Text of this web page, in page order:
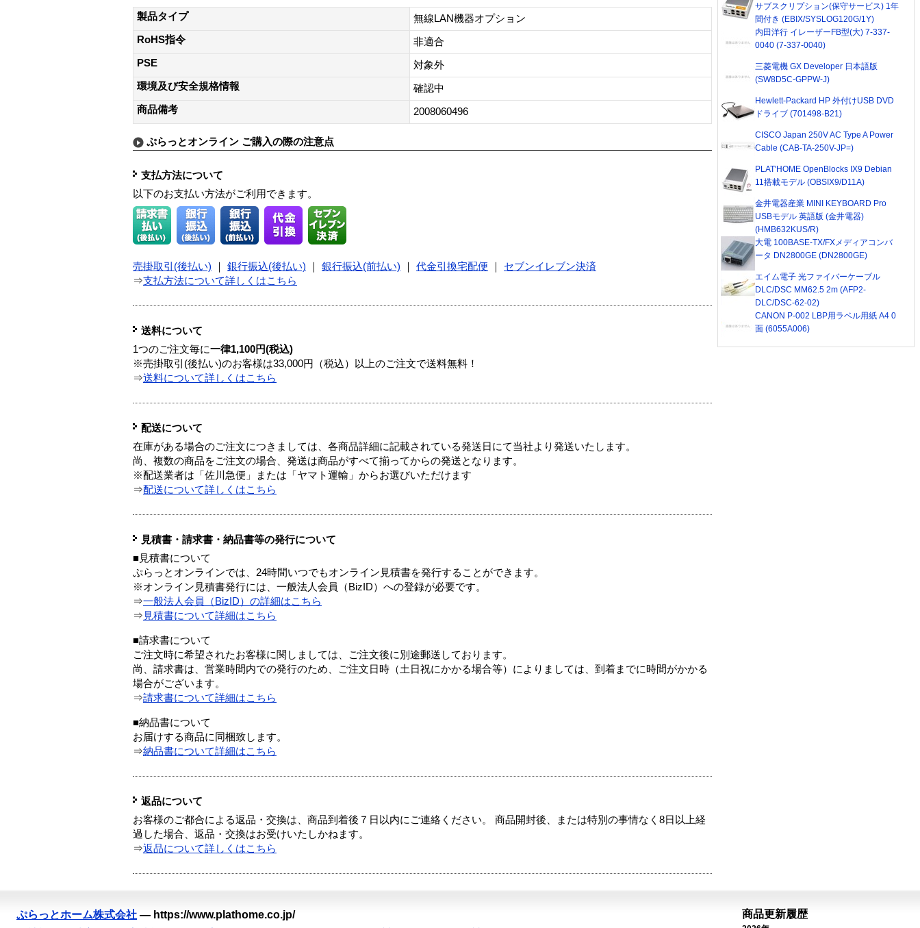
製品タイプ
無線LAN機器オプション
RoHS指令
非適合
PSE
対象外
環境及び安全規格情報
確認中
商品備考
2008060496
ぷらっとオンライン ご購入の際の注意点
支払方法について
以下のお支払い方法がご利用できます。
売掛取引(後払い) ｜ 銀行振込(後払い) ｜ 銀行振込(前払い) ｜ 代金引換宅配便 ｜ セブンイレブン決済
⇒支払方法について詳しくはこちら
送料について
1つのご注文毎に一律1,100円(税込)
※売掛取引(後払い)のお客様は33,000円（税込）以上のご注文で送料無料！
⇒送料について詳しくはこちら
配送について
在庫がある場合のご注文につきましては、各商品詳細に記載されている発送日にて当社より発送いたします。
尚、複数の商品をご注文の場合、発送は商品がすべて揃ってからの発送となります。
※配送業者は「佐川急便」または「ヤマト運輸」からお選びいただけます
⇒配送について詳しくはこちら
見積書・請求書・納品書等の発行について
■見積書について
ぷらっとオンラインでは、24時間いつでもオンライン見積書を発行することができます。
※オンライン見積書発行には、一般法人会員（BizID）への登録が必要です。
⇒一般法人会員（BizID）の詳細はこちら
⇒ 見積書について詳細はこちら
■請求書について
ご注文時に希望されたお客様に関しましては、ご注文後に別途郵送しております。
尚、請求書は、営業時間内での発行のため、ご注文日時（土日祝にかかる場合等）によりましては、到着までに時間がかかる
場合がございます。
⇒請求書について詳細はこちら
■納品書について
お届けする商品に同梱致します。
⇒納品書について詳細はこちら
返品について
お客様のご都合による返品・交換は、商品到着後７日以内にご連絡ください。 商品開封後、または特別の事情なく8日以上経
過した場合、返品・交換はお受けいたしかねます。
⇒返品について詳しくはこちら
サブスクリプション(保守サービス) 1年
間付き (EBIX/SYSLOG120G/1Y)
内田洋行 イレーザーFB型(大) 7-337-
0040 (7-337-0040)
三菱電機 GX Developer 日本語版
(SW8D5C-GPPW-J)
Hewlett-Packard HP 外付けUSB DVD
ドライブ (701498-B21)
CISCO Japan 250V AC Type A Power
Cable (CAB-TA-250V-JP=)
PLAT'HOME OpenBlocks IX9 Debian
11搭載モデル (OBSIX9/D11A)
金井電器産業 MINI KEYBOARD Pro
USBモデル 英語版 (金井電器)
(HMB632KUS/R)
大電 100BASE-TX/FXメディアコンバ
ータ DN2800GE (DN2800GE)
エイム電子 光ファイバーケーブル
DLC/DSC MM62.5 2m (AFP2-
DLC/DSC-62-02)
CANON P-002 LBP用ラベル用紙 A4 0
面 (6055A006)
ぷらっとホーム株式会社 — https://www.plathome.co.jp/
商品更新履歴